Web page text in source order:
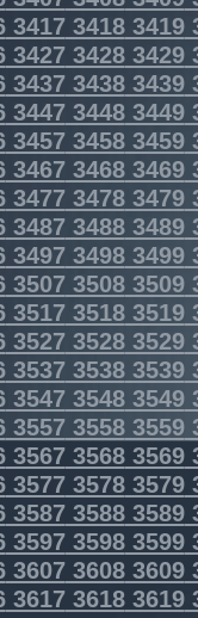
341734183419
342734283429
343734383439
3447 34483449
3457 34583459
346734683469
3477 34783479
3487 34883489
3497 34983499
3507 35083509
3517 35183519
3527 35283529
3537 35383539
3547 35483549
3557 35583559
356735683569
357735783579
358735883589
359735983599
360736083609
361736183619